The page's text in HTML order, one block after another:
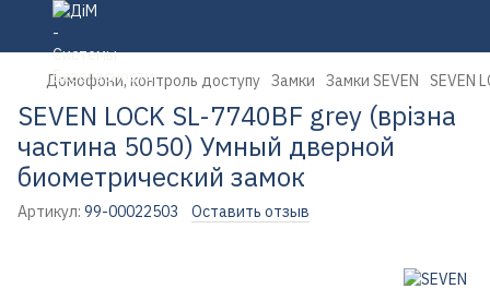
Домофони, контроль доступу Замки Замки SEVEN SEVEN
SEVEN LOCK SL-7740BF grey (врізна
частина 5050) Умный дверной
биометрический замок
Артикул: 99-00022503 Оставить отзыв